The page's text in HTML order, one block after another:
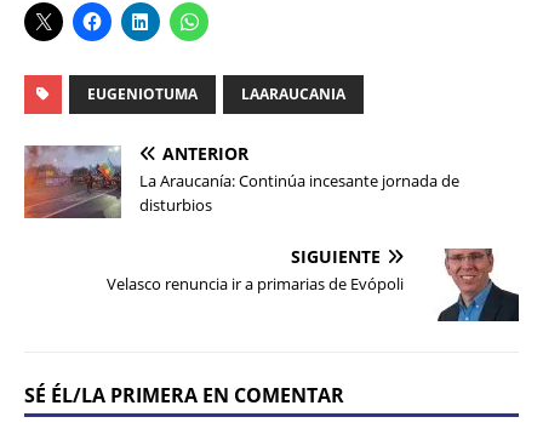
EUGENIOTUMA LAARAUCANIA
ANTERIOR
La Araucanía: Continúa incesante jornada de
disturbios
SIGUIENTE
Velasco renuncia ir a primarias de Evópoli
SÉ ÉL/LA PRIMERA EN COMENTAR